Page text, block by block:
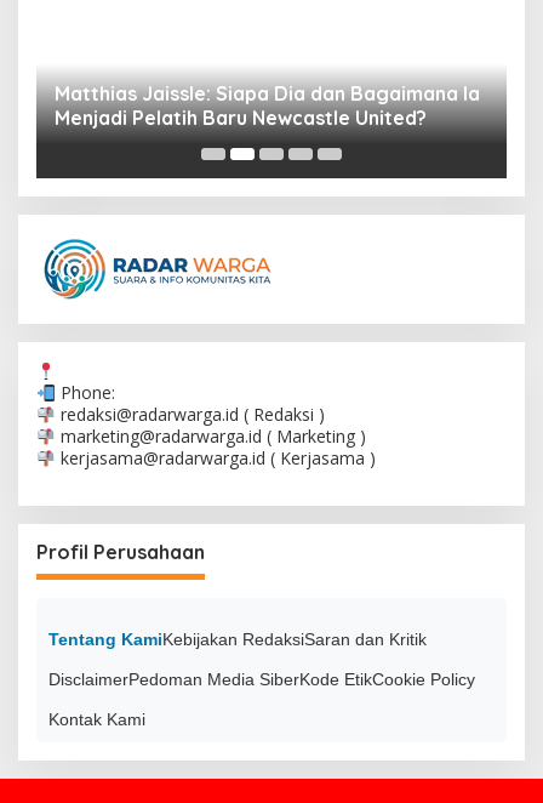
Matthias Jaissle: Siapa Dia dan Bagaimana Ia
Menjadi Pelatih Baru Newcastle United?
Phone:
redaksi@radarwarga.id ( Redaksi )
marketing@radarwarga.id ( Marketing )
kerjasama@radarwarga.id ( Kerjasama )
Profil Perusahaan
Tentang KamiKebijakan RedaksiSaran dan Kritik
DisclaimerPedoman Media SiberKode EtikCookie Policy
Kontak Kami